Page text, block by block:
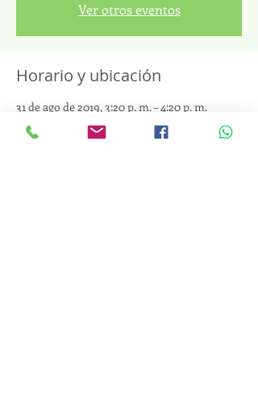
Ver otros eventos
Horario y ubicación
31 de ago de 2019, 3:20 p. m. – 4:20 p. m.
Hacienda San Rafael, Cra. 57 #132, Bogotá,
Colombia